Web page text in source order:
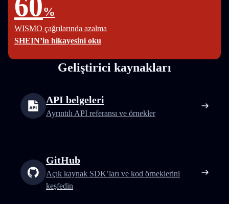
%
WISMO çağrılarında azalma
SHEIN’in hikayesini oku
Geliştirici kaynakları
API belgeleri
Ayrıntılı API referansı ve örnekler
GitHub
Açık kaynak SDK’ları ve kod örneklerini
keşfedin